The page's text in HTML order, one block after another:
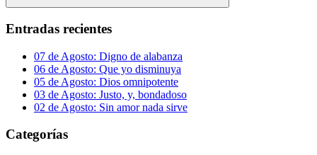
Buscar
Entradas recientes
07 de Agosto: Digno de alabanza
06 de Agosto: Que yo disminuya
05 de Agosto: Dios omnipotente
03 de Agosto: Justo, y, bondadoso
02 de Agosto: Sin amor nada sirve
Categorías